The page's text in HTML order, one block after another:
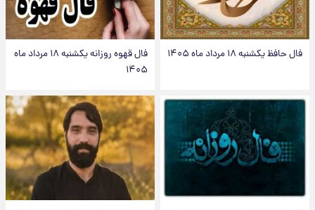
فال حافظ یکشنبه ۱۸ مرداد ماه ۱۴۰۵
فال قهوه روزانه یکشنبه ۱۸ مرداد ماه
۱۴۰۵